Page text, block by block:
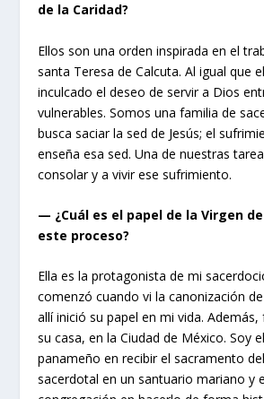
de la Caridad?
Ellos son una orden inspirada en el
santa Teresa de Calcuta. Al igual que
inculcado el deseo de servir a Dios
vulnerables. Somos una familia de
busca saciar la sed de Jesús; el
enseña esa sed. Una de nuestras
consolar y a vivir ese sufrimiento.
— ¿Cuál es el papel de la Virgen
este proceso?
Ella es la protagonista de mi
comenzó cuando vi la canonización
allí inició su papel en mi vida.
su casa, en la Ciudad de México. Soy
panameño en recibir el sacramento
sacerdotal en un santuario mariano y